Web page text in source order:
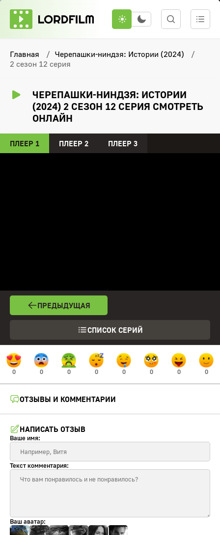
Главная
Черепашки-ниндзя: Истории (2024)
2 сезон 12 серия
ЧЕРЕПАШКИ-НИНДЗЯ: ИСТОРИИ
(2024) 2 СЕЗОН 12 СЕРИЯ СМОТРЕТЬ
ОНЛАЙН
ПЛЕЕР 1 ПЛЕЕР 2 ПЛЕЕР 3
ПРЕДЫДУЩАЯ
СПИСОК СЕРИЙ
0 0 0 0 0 0 0 0
ОТЗЫВЫ И КОММЕНТАРИИ
НАПИСАТЬ ОТЗЫВ
Ваше имя:
Текст комментария:
Ваш аватар: